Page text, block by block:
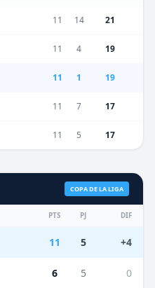
11 14 21
11 4 19
11 1 19
11 7 17
11 5 17
COPA DE LA LIGA
PTS PJ DIF
11 5 +4
6 5 0